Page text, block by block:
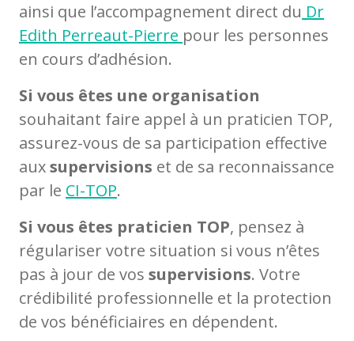
ainsi que l’accompagnement direct du Dr
Edith Perreaut-Pierre pour les personnes
en cours d’adhésion.
Si vous êtes une organisation
souhaitant faire appel à un praticien TOP,
assurez-vous de sa participation effective
auxsupervisions et de sa reconnaissance
par le CI-TOP.
Si vous êtes praticien TOP, pensez à
régulariser votre situation si vous n’êtes
pas à jour de vos supervisions. Votre
crédibilité professionnelle et la protection
de vos bénéficiaires en dépendent.